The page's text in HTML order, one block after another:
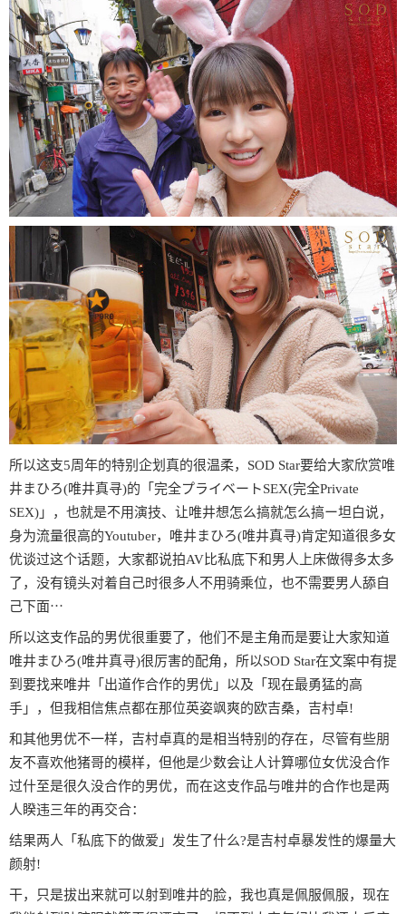
所以这支5周年的特别企划真的很温柔，SOD Star要给大家欣赏唯
井まひろ(唯井真寻)的「完全プライベートSEX(完全Private
SEX)」，也就是不用演技、让唯井想怎么搞就怎么搞ー坦白说，
身为流量很高的Youtuber，唯井まひろ(唯井真寻)肯定知道很多女
优谈过这个话题，大家都说拍AV比私底下和男人上床做得多太多
了，没有镜头对着自己时很多人不用骑乘位，也不需要男人舔自
己下面⋯
所以这支作品的男优很重要了，他们不是主角而是要让大家知道
唯井まひろ(唯井真寻)很厉害的配角，所以SOD Star在文案中有提
到要找来唯井「出道作合作的男优」以及「现在最勇猛的高
手」，但我相信焦点都在那位英姿飒爽的欧吉桑，吉村卓!
和其他男优不一样，吉村卓真的是相当特别的存在，尽管有些朋
友不喜欢他猪哥的模样，但他是少数会让人计算哪位女优没合作
过什至是很久没合作的男优，而在这支作品与唯井的合作也是两
人睽违三年的再交合：
结果两人「私底下的做爱」发生了什么?是吉村卓暴发性的爆量大
颜射!
干，只是拔出来就可以射到唯井的脸，我也真是佩服佩服，现在